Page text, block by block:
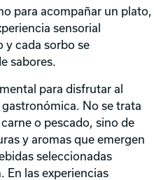
para acompañar un plato,
sensorial
y cada sorbo se
sabores.
para disfrutar al
No se trata
o pescado, sino de
y aromas que emergen
seleccionadas
En las experiencias